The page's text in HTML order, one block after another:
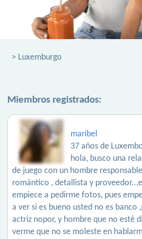
> Luxemburgo
Miembros registrados:
maribel
37 años de
hola, busco una
de juego con un hombre
romántico , detallista y
empiece a pedirme fotos, pues
a ver si es bueno usted no es banco
actriz nopor, y hombre que no esté
verme que no se moleste en